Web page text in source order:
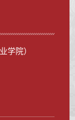
学院）